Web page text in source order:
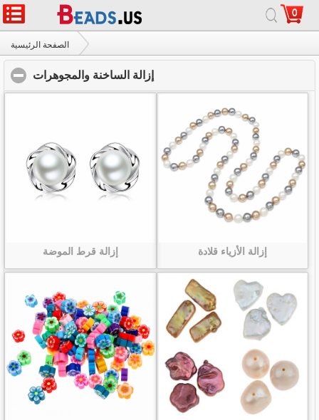
0
الصفحة الرئيسية
إزالة الساخنة والمجوهرات
إزالة الساخنة والمجوهرات
إزالة قرط الموضة إزالة الأزياء قلادة
اتصل بنا |موقع كامل
© 2026 درب التبانة المجوهرات المحدودة. جميع الحقوق محفوظة.